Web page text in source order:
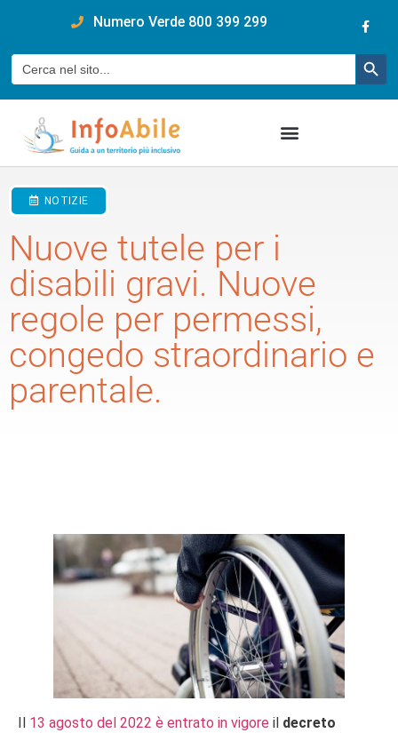
Numero Verde 800 399 299
Cerca:
NOTIZIE
Nuove tutele per i
disabili gravi. Nuove
regole per permessi,
congedo straordinario e
parentale.
13 agosto del 2022 è entrato in vigore il decreto